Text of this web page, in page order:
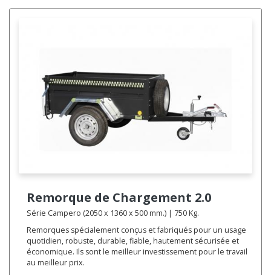
Remorque de Chargement 2.0
Série Campero (2050 x 1360 x 500 mm.) | 750 Kg.
Remorques spécialement conçus et fabriqués pour un usage
quotidien, robuste, durable, fiable, hautement sécurisée et
économique. Ils sont le meilleur investissement pour le travail
au meilleur prix.